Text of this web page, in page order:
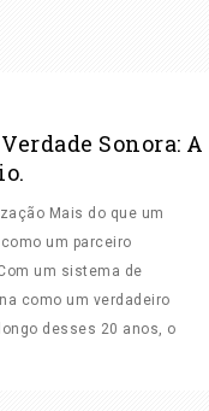
Sonora: A
Mais do que um
um parceiro
um sistema de
como um verdadeiro
desses 20 anos, o